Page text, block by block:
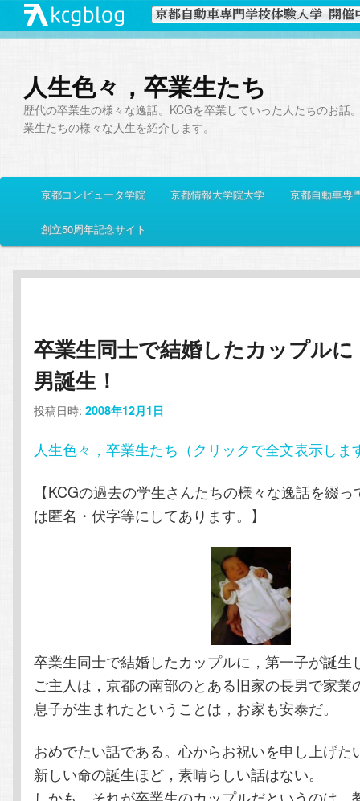
人生色々，卒業生たち
歴代の卒業生の様々な逸話。KCGを卒業していった人たちのお話
業生たちの様々な人生を紹介します。
メ
メ
イ
ン
ン
テ
へ
サ
ブ
コ
テ
ン
移
京都コンピュータ学院 京都情報大学院大学 京都自動車専
創立50周年記念サイト
卒業生同士で結婚したカップルに
男誕生！
投稿日時:2008年12月1日
人生色々，卒業生たち（クリックで全文表示しま
【KCGの過去の学生さんたちの様々な逸話を綴
は匿名・伏字等にしてあります。】
卒業生同士で結婚したカップルに，第一子が誕生
ご主人は，京都の南部のとある旧家の長男で家業
息子が生まれたということは，お家も安泰だ。
おめでたい話である。心からお祝いを申し上げた
新しい命の誕生ほど，素晴らしい話はない。